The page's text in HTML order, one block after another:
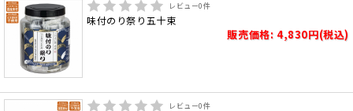
レビュー0件
味付のり祭り五十束
販売価格: 4,830円(税込)
レビュー0件